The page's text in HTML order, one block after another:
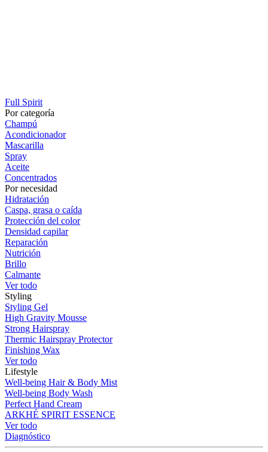
Full Spirit
Por categoría
Champú
Acondicionador
Mascarilla
Spray
Aceite
Concentrados
Por necesidad
Hidratación
Caspa, grasa o caída
Protección del color
Densidad capilar
Reparación
Nutrición
Brillo
Calmante
Ver todo
Styling
Styling Gel
High Gravity Mousse
Strong Hairspray
Thermic Hairspray Protector
Finishing Wax
Ver todo
Lifestyle
Well-being Hair & Body Mist
Well-being Body Wash
Perfect Hand Cream
ARKHÉ SPIRIT ESSENCE
Ver todo
Diagnóstico